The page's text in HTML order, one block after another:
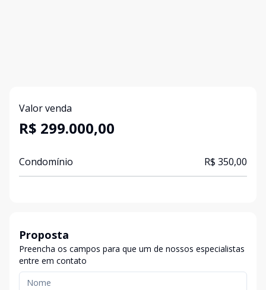
Valor venda
R$ 299.000,00
Condomínio R$ 350,00
Proposta
Preencha os campos para que um de nossos especialistas
entre em contato